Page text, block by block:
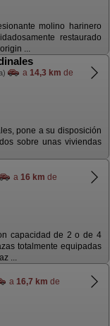
molino harinero
restaurado
...
a 14,3 km de
pone a su disposición
sobre unas viviendas
a 16 km de
capacidad de 2 o de 4
totalmente equipadas
...
a 16,7 km de